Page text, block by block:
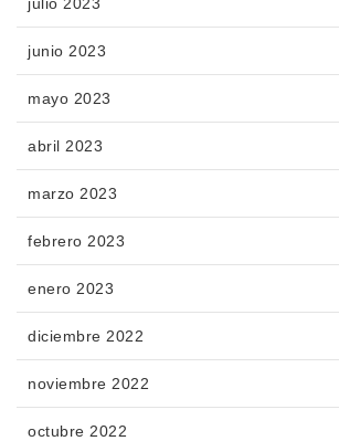
junio 2023
mayo 2023
abril 2023
marzo 2023
febrero 2023
enero 2023
diciembre 2022
noviembre 2022
octubre 2022